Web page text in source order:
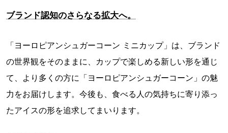
ブランド認知のさらなる拡大へ。
「ヨーロピアンシュガーコーン ミニカップ」は、ブランド
の世界観をそのままに、カップで楽しめる新しい形を通じ
て、より多くの方に「ヨーロピアンシュガーコーン」の魅
力をお届けします。今後も、食べる人の気持ちに寄り添っ
たアイスの形を追求してまいります。